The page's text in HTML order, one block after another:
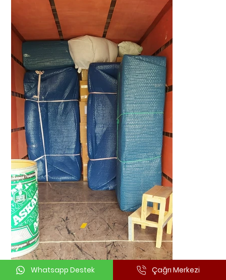
Whatsapp Destek Çağrı Merkezi